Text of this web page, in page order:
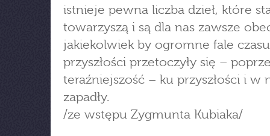
istnieje pewna liczba dzieł, które
towarzyszą i są dla nas zawsze
jakiekolwiek by ogromne fale
przyszłości przetoczyły się –
teraźniejszość – ku przyszłości i w
zapadły.
/ze wstępu Zygmunta Kubiaka/